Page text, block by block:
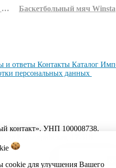
Волейбольный мяч Winstar WN11014 (5 размер)
cookie для улучшения Вашего
и ответы Контакты Каталог
персональных данных
контакт». УНП 100008738.